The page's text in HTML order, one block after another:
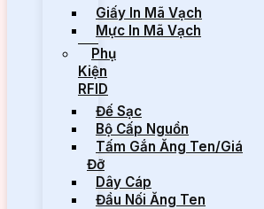
Giấy In Mã Vạch
Mực In Mã Vạch
Phụ
Kiện
RFID
Đế Sạc
Bộ Cấp Nguồn
Tấm Gắn Ăng Ten/Giá
Đỡ
Dây Cáp
Đầu Nối Ăng Ten